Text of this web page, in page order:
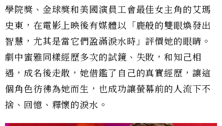
學院獎、金球獎和美國演員工會最佳女主角的艾瑪
史東，在電影上映後有媒體以「鹿般的雙眼煥發出
智慧，尤其是當它們盈滿淚水時」評價她的眼睛。
劇中蜜雅同樣經歷多次的試鏡、失敗，和知己相
遇，成名後走散，她借鑑了自己的真實經歷，讓這
個角色彷彿為她而生，也成功讓螢幕前的人流下不
捨、回憶、釋懷的淚水。